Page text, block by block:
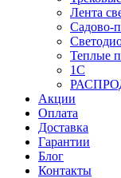
Лента
Садово-
Теплые
1С
Акции
Оплата
Доставка
Гарантии
Блог
Контакты